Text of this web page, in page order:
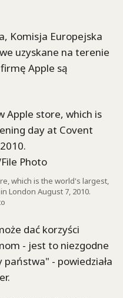
Komisja Europejska
uzyskane na terenie
Apple są
which is the world's largest,
London August 7, 2010.
dać korzyści
- jest to niezgodne
- powiedziała